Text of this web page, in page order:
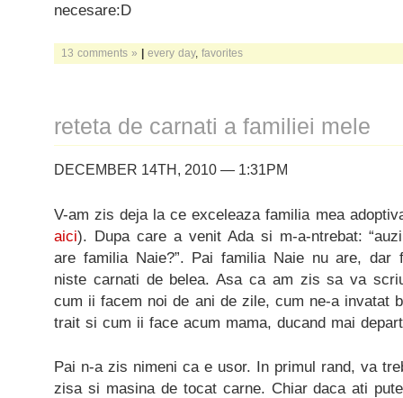
necesare:D
13 comments » | every day, favorites
reteta de carnati a familiei mele
DECEMBER 14TH, 2010 — 1:31PM
V-am zis deja la ce exceleaza familia mea
aici). Dupa care a venit Ada si m-a-ntrebat:
are familia Naie?”. Pai familia Naie nu are, dar
niste carnati de belea. Asa ca am zis sa va
cum ii facem noi de ani de zile, cum ne-a invatat
trait si cum ii face acum mama, ducand mai
Pai n-a zis nimeni ca e usor. In primul rand, va
zisa si masina de tocat carne. Chiar daca ati